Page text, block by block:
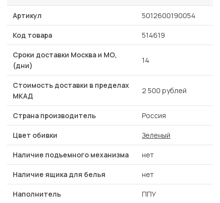
Артикул 5012600190054
Код товара 514619
Сроки доставки Москва и МО,
(дни)
14
Стоимость доставки в пределах
МКАД
2 500 рублей
Страна производитель Россия
Цвет обивки Зеленый
Наличие подъемного механизма нет
Наличие ящика для белья нет
Наполнитель ППУ